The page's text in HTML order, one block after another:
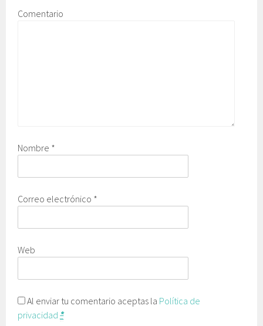
Comentario
Nombre *
Correo electrónico *
Web
Al enviar tu comentario aceptas la Política de
privacidad *